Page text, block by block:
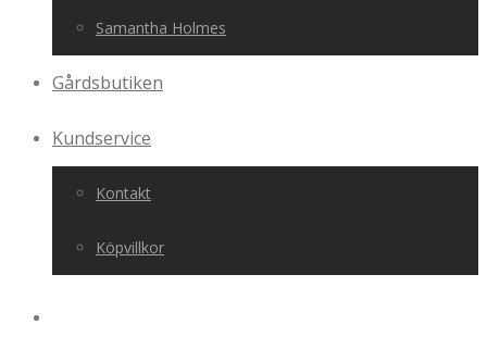
Samantha Holmes
Gårdsbutiken
Kundservice
Kontakt
Köpvillkor